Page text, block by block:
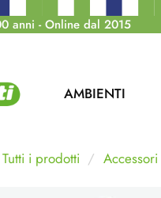
anni - Online dal 2015
AMBIENTI
Tutti i prodotti